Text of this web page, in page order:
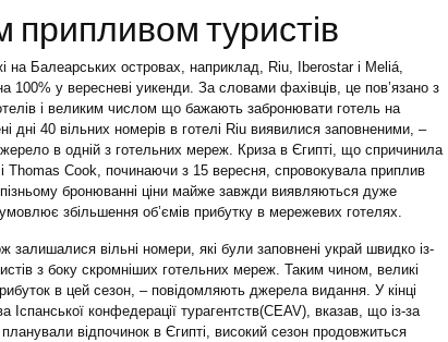
припливом туристів
на Балеарських островах, наприклад, Riu, Iberostar і Meliá,
100% у вересневі уикенди. За словами фахівців, це пов’язано з
і великим числом що бажають забронювати готель на
дні 40 вільних номерів в готелі Riu виявилися заповненими, –
в одній з готельних мереж. Криза в Єгипті, що спричинила
і Thomas Cook, починаючи з 15 вересня, спровокувала приплив
бронюванні ціни майже завжди виявляються дуже
збільшення об’ємів прибутку в мережевих готелях.
залишалися вільні номери, які були заповнені украй швидко із-
з боку скромніших готельних мереж. Таким чином, великі
в цей сезон, – повідомляють джерела видання. У кінці
конфедерації турагентств(CEAV), вказав, що із-за
планували відпочинок в Єгипті, високий сезон продовжиться